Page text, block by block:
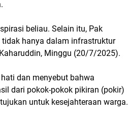
beliau. Selain itu, Pak
hanya dalam infrastruktur
Minggu (20/7/2025).
dan menyebut bahwa
dari pokok-pokok pikiran (pokir)
untuk kesejahteraan warga.